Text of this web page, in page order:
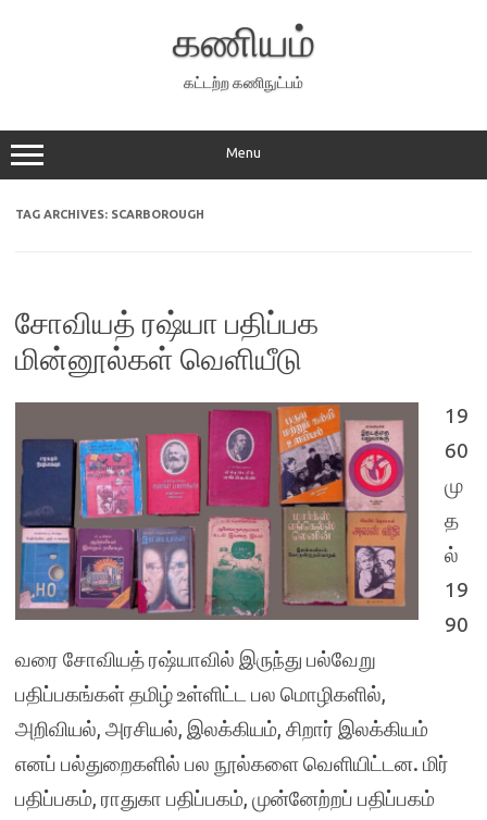
கணியம்
கட்டற்ற கணிநுட்பம்
Menu
TAG ARCHIVES: SCARBOROUGH
சோவியத் ரஷ்யா பதிப்பக
மின்னூல்கள் வெளியீடு
19
60
மு
த
ல்
19
90
வரை சோவியத் ரஷ்யாவில் இருந்து பல்வேறு
பதிப்பகங்கள் தமிழ் உள்ளிட்ட பல மொழிகளில்,
அறிவியல், அரசியல், இலக்கியம், சிறார் இலக்கியம்
எனப் பல்துறைகளில் பல நூல்களை வெளியிட்டன. மிர்
பதிப்பகம், ராதுகா பதிப்பகம், முன்னேற்றப் பதிப்பகம்